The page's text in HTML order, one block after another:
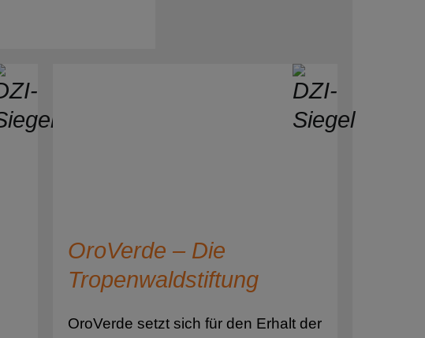
OroVerde – Die
Tropenwaldstiftung
OroVerde setzt sich für den Erhalt der